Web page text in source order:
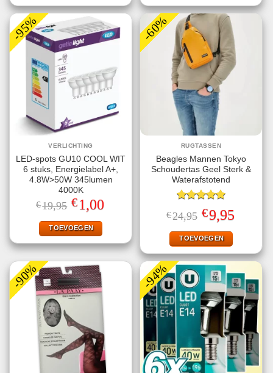
-95%
VERLICHTING
LED-spots GU10 COOL WIT
6 stuks, Energielabel A+,
4.8W>50W 345lumen
4000K
€19,95 Oorspronkelijke
prijs
was:
€19,95.
€1,00Huidige
prijs
TOEVOEGEN
-60%
RUGTASSEN
Beagles Mannen Tokyo
Schoudertas Geel Sterk &
Waterafstotend
Gewaardeerd
5.00uit 5
€24,95 Oorspronkelijke
prijs
was:
€24,95.
€9,95prijs
TOEVOEGEN
-90% -94%